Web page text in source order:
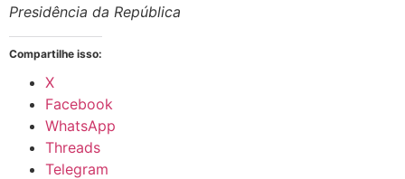
Presidência da República
Compartilhe isso:
X
Facebook
WhatsApp
Threads
Telegram